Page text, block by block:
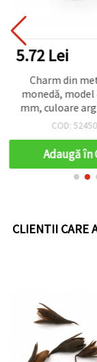
5.72 Lei
Charm din
monedă, model
mm, culoare
anou - set 50
COD:
Adaugă în
CLIENTII CARE